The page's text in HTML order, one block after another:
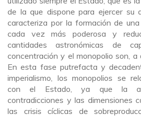
de la que dispone para ejercer su
caracteriza por la formación de una
cada vez más poderosa y
cantidades astronómicas de
concentración y el monopolio son, a
En esta fase putrefacta y
imperialismo, los monopolios se
con el Estado, ya que la
contradicciones y las dimensiones
las crisis cíclicas de